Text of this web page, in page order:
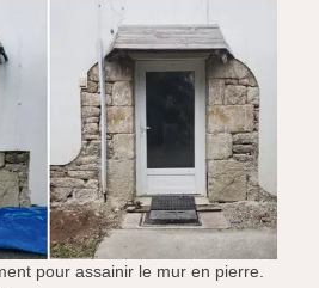
pour assainir le mur en pierre.